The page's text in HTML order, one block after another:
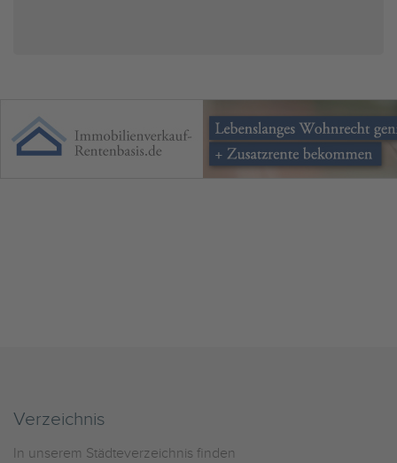
Verzeichnis
In unserem Städteverzeichnis finden